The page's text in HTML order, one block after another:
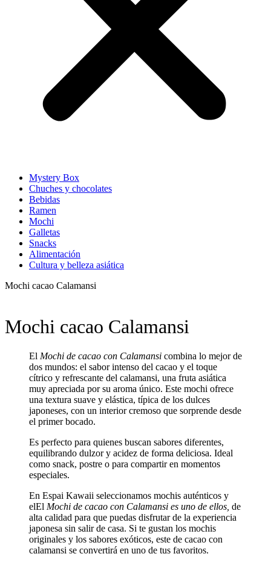
Mystery Box
Chuches y chocolates
Bebidas
Ramen
Mochi
Galletas
Snacks
Alimentación
Cultura y belleza asiática
Mochi cacao Calamansi
Mochi cacao Calamansi
El Mochi de cacao con Calamansi combina lo mejor de
dos mundos: el sabor intenso del cacao y el toque
cítrico y refrescante del calamansi, una fruta asiática
muy apreciada por su aroma único. Este mochi ofrece
una textura suave y elástica, típica de los dulces
japoneses, con un interior cremoso que sorprende desde
el primer bocado.
Es perfecto para quienes buscan sabores diferentes,
equilibrando dulzor y acidez de forma deliciosa. Ideal
como snack, postre o para compartir en momentos
especiales.
En Espai Kawaii seleccionamos mochis auténticos y
elEl Mochi de cacao con Calamansi es uno de ellos, de
alta calidad para que puedas disfrutar de la experiencia
japonesa sin salir de casa. Si te gustan los mochis
originales y los sabores exóticos, este de cacao con
calamansi se convertirá en uno de tus favoritos.